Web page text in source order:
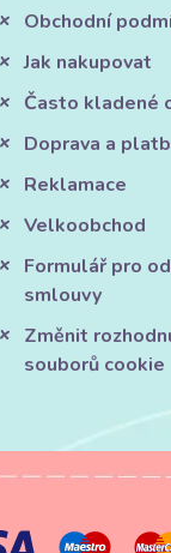
Obchodní
Jak nakupovat
Často kladené
Doprava a
Reklamace
Velkoobchod
Formulář pro
smlouvy
Změnit
souborů cookie